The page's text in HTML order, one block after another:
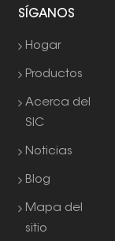
SÍGANOS
Hogar
Productos
Acerca del
SIC
Noticias
Blog
Mapa del
sitio